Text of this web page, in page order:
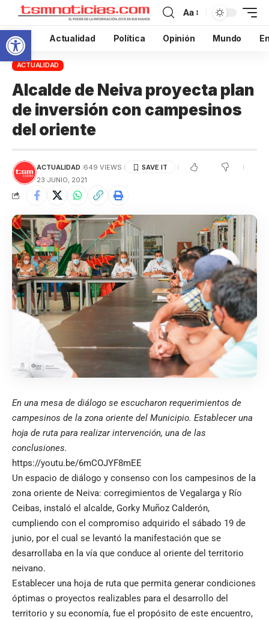
Abrir barra de herramientas
Aa
Inicio Actualidad Política Opinión Mundo
ACTUALIDAD
Alcalde de Neiva proyecta plan
de inversión con campesinos
del oriente
ACTUALIDAD 649 VIEWS
23 JUNIO, 2021
En una mesa de diálogo se escucharon requerimientos de
campesinos de la zona oriente del Municipio. Establecer una
hoja de ruta para realizar intervención, una de las
conclusiones.
https://youtu.be/6mCOJYF8mEE
Un espacio de diálogo y consenso con los campesinos de la
zona oriente de Neiva: corregimientos de Vegalarga y Río
Ceibas, instaló el alcalde, Gorky Muñoz Calderón,
cumpliendo con el compromiso adquirido el sábado 19 de
junio, por el cual se levantó la manifestación que se
desarrollaba en la vía que conduce al oriente del territorio
neivano.
Establecer una hoja de ruta que permita generar condiciones
óptimas o proyectos realizables para el desarrollo del
territorio y su economía, fue el propósito de este encuentro,